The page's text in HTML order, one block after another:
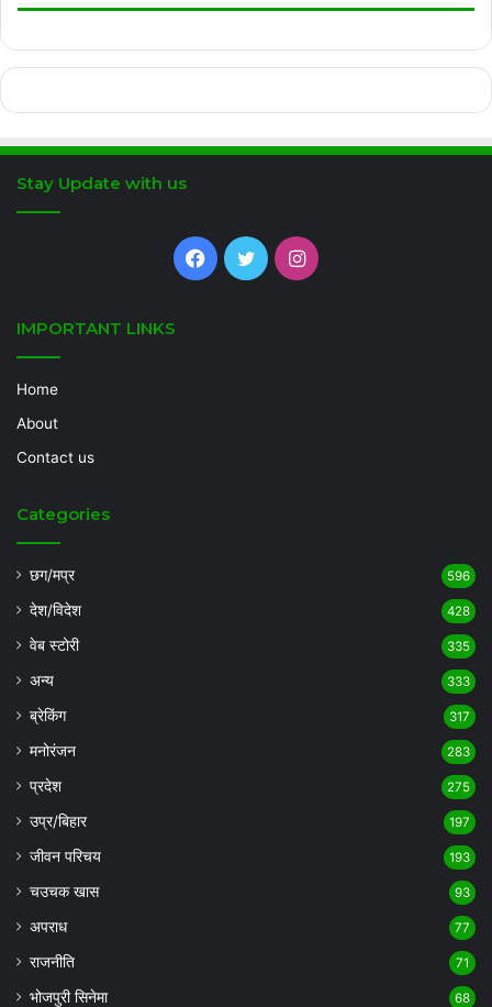
Stay Update with us
Facebook
TwitterInstagram
IMPORTANT LINKS
Home
About
Contact us
Categories
छग/मप्र 596
देश/विदेश 428
वेब स्टोरी 335
अन्य 333
ब्रेकिंग 317
मनोरंजन 283
प्रदेश 275
उप्र/बिहार 197
जीवन परिचय 193
चउचक खास 93
अपराध 77
राजनीति 71
भोजपुरी सिनेमा 68